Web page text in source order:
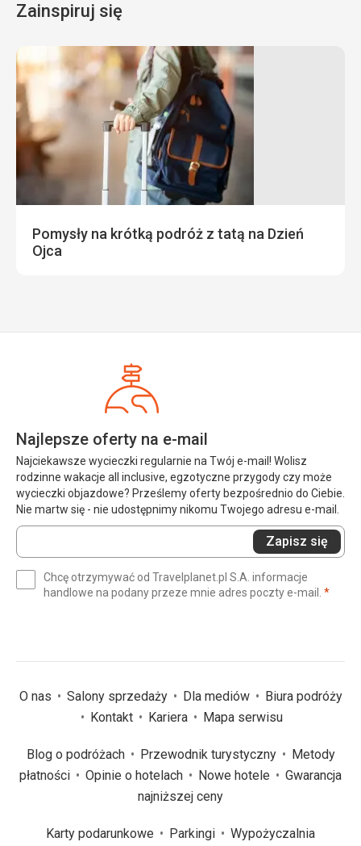
Zainspiruj się
Pomysły na krótką podróż z tatą na Dzień
Ojca
Najlepsze oferty na e-mail
Najciekawsze wycieczki regularnie na Twój e-mail! Wolisz
rodzinne wakacje all inclusive, egzotyczne przygody czy może
wycieczki objazdowe? Prześlemy oferty bezpośrednio do Ciebie.
Nie martw się - nie udostępnimy nikomu Twojego adresu e-mail.
Wprowadź
swój
(wymagane)
Zapisz się
Chcę otrzymywać od Travelplanet.pl S.A. informacje
handlowe na podany przeze mnie adres poczty e-mail. *
O nas Salony sprzedaży Dla mediów
Biura podróży
Kontakt
Kariera Mapa serwisu
Blog o podróżach Przewodnik turystyczny
Metody
płatności
Opinie o hotelach Nowe hotele
Gwarancja
najniższej ceny
Karty podarunkowe Parkingi
Wypożyczalnia